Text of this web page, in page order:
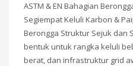
ASTM & EN Bahagian
Segiempat Keluli Karbon &
Berongga Struktur Sejuk dan
bentuk untuk rangka keluli
berat, dan infrastruktur grid